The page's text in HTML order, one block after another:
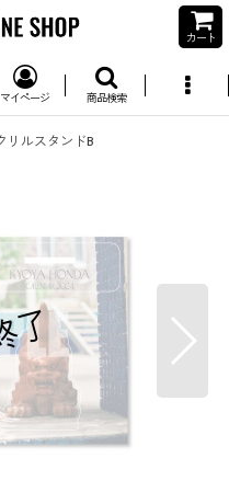
カート
マイページ 商品検索
リルスタンドB